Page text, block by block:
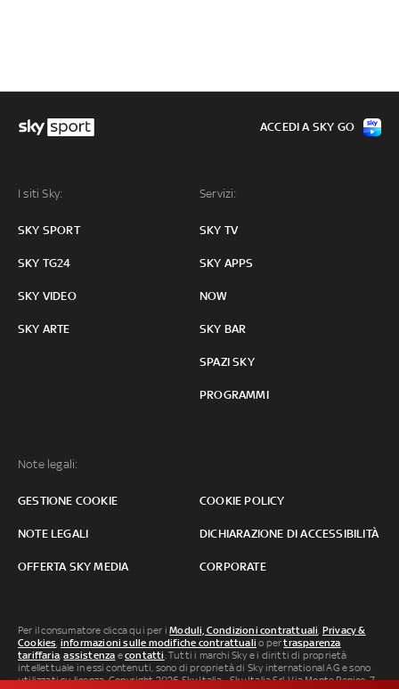
I siti Sky:
SKY SPORT
SKY TG24
SKY VIDEO
SKY ARTE
Servizi:
SKY TV
SKY APPS
NOW
SKY BAR
SPAZI SKY
PROGRAMMI
Note legali:
GESTIONE COOKIE COOKIE POLICY
NOTE LEGALI DICHIARAZIONE DI ACCESSIBILITÀ
OFFERTA SKY MEDIA CORPORATE
ACCEDI A SKY GO
Per il consumatore clicca qui per iModuli, Condizioni contrattuali, Privacy &
Cookies, informazioni sulle modifiche contrattuali o pertrasparenza
tariffaria,assistenza econtatti. Tutti i marchi Sky e i diritti di proprietà
intellettuale in essi contenuti, sono di proprietà di Sky international AG e sono
utilizzati su licenza. Copyright 2026 Sky Italia - Sky Italia Srl Via Monte Penice, 7 -